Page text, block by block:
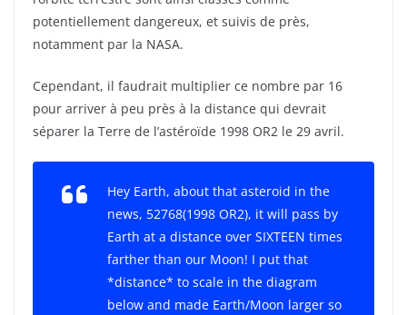
potentiellement dangereux, et suivis de près,
notamment par la NASA.
Cependant, il faudrait multiplier ce nombre par 16
pour arriver à peu près à la distance qui devrait
séparer la Terre de l’astéroïde 1998 OR2 le 29 avril.
Hey Earth, about that asteroid in the
news, 52768(1998 OR2), it will pass by
Earth at a distance over SIXTEEN times
farther than our Moon! I put that
*distance* to scale in the diagram
below and made Earth/Moon larger so